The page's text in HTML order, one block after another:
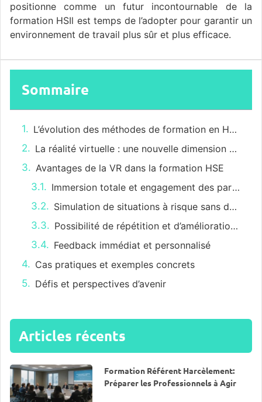
positionne comme un futur incontournable de la
formation HSIl est temps de l’adopter pour garantir un
environnement de travail plus sûr et plus efficace.
Sommaire
L’évolution des méthodes de formation en HSE
La réalité virtuelle : une nouvelle dimension de formation
Avantages de la VR dans la formation HSE
Immersion totale et engagement des participants
Simulation de situations à risque sans danger réel
Possibilité de répétition et d’amélioration continue
Feedback immédiat et personnalisé
Cas pratiques et exemples concrets
Défis et perspectives d’avenir
Articles récents
Formation Référent Harcèlement:
Préparer les Professionnels à Agir